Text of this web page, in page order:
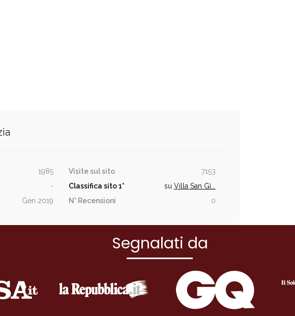
1985
-
Gen 2019
Visite sul sito
7153
Classifica sito1° su Villa San Gi...
N° Recensioni
0
Segnalati da